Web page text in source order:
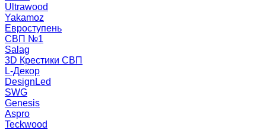
Ultrawood
Yakamoz
Евроступень
СВП №1
Salag
3D Крестики СВП
L-Декор
DesignLed
SWG
Genesis
Aspro
Teckwood